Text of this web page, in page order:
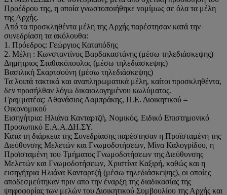
Προέδρου της, η οποία γνωστοποιήθηκε νομίμως σε όλα τα μέλη
της Αρχής.
Από τα προσκληθέντα μέλη της Αρχής παρέστησαν κατά την
συνεδρίαση τα ακόλουθα:
1. Πρόεδρος: Γεώργιος Καταπόδης
2. Μέλη : Κωνσταντίνος Βαρδακαστάνης (μέσω τηλεδιάσκεψης)
Δημήτριος Σταθακόπουλος (μέσω τηλεδιάσκεψης)
Βασιλική Σκαρτσούνη (μέσω τηλεδιάσκεψης)
Τα λοιπά τακτικά και αναπληρωματικά μέλη, καίτοι προσκληθέντα,
δεν προσήλθαν λόγω δικαιολογημένου κωλύματος.
Γραμματέας: Αθανάσιος Λαμπράκης, Π.Ε. Διοικητικού –
Οικονομικού
Εισηγήτρια: Ηλιάνα Κανταρτζή, Νομικός, Ειδικό Επιστημονικό
Προσωπικό Ε.Α.Α.ΔΗ.ΣΥ.
Κατά τη διάρκεια της Συνεδρίασης παρέστησαν η Προϊσταμένη της
Διεύθυνσης Μελετών και Γνωμοδοτήσεων, Μίνα Καλογρίδου, η
Προϊσταμένη του Τμήματος Γνωμοδοτήσεων της Διεύθυνσης
Μελετών και Γνωμοδοτήσεων, Χριστίνα Καξιρή, καθώς και η
εισηγήτρια Ηλιάνα Κανταρτζή (μέσω τηλεδιάσκεψης), οι οποίες
αποδεσμεύτηκαν πριν απο την έναρξη της διαδικασίας της
ψηφοφορίας των μελών του Διοικητικού Συμβουλίου της Αρχής και